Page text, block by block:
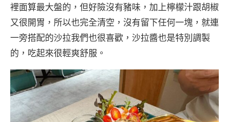
裡面算最大盤的，但好險沒有豬味，加上檸檬汁跟胡椒
又很開胃，所以也完全清空，沒有留下任何一塊，就連
一旁搭配的沙拉我們也很喜歡，沙拉醬也是特別調製
的，吃起來很輕爽舒服。